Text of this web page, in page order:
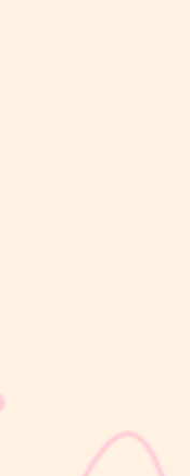
kembali
Moms akan
rahim yang berangsur